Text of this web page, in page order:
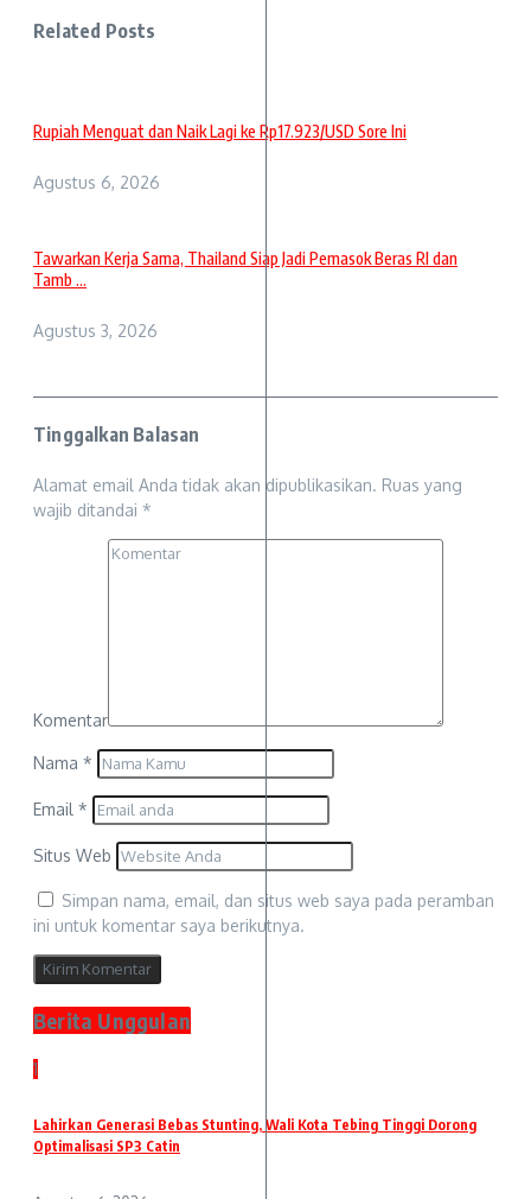
Related Posts
Rupiah Menguat dan Naik Lagi ke Rp17.923/USD Sore Ini
Agustus 6, 2026
Tawarkan Kerja Sama, Thailand Siap Jadi Pemasok Beras RI dan
Tamb ...
Agustus 3, 2026
Tinggalkan Balasan
Alamat email Anda tidak akan dipublikasikan. Ruas yang
wajib ditandai *
Komentar
Nama *
Email *
Situs Web
Simpan nama, email, dan situs web saya pada peramban
ini untuk komentar saya berikutnya.
Berita Unggulan
1
Lahirkan Generasi Bebas Stunting, Wali Kota Tebing Tinggi Dorong
Optimalisasi SP3 Catin